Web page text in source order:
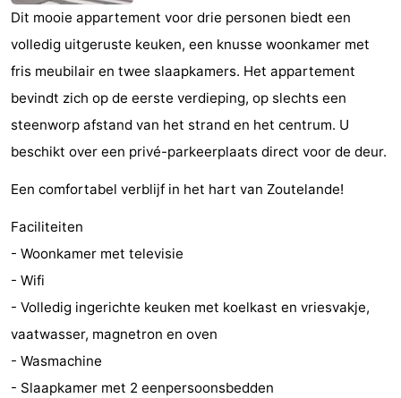
Monumenten
-
Kerken
-
Vuurtorens
-
Uitkijkpunten
Attracties
-
Speeltuinen
-
Binnenspeeltuinen
Bowlen
Wellness
centra
Dorpen
&
Natuur
Dit mooie appartement voor drie personen biedt een
volledig uitgeruste keuken, een knusse woonkamer met
fris meubilair en twee slaapkamers. Het appartement
bevindt zich op de eerste verdieping, op slechts een
steenworp afstand van het strand en het centrum. U
beschikt over een privé-parkeerplaats direct voor de deur.
Een comfortabel verblijf in het hart van Zoutelande!
Faciliteiten
- Woonkamer met televisie
- Wifi
- Volledig ingerichte keuken met koelkast en vriesvakje,
vaatwasser, magnetron en oven
- Wasmachine
- Slaapkamer met 2 eenpersoonsbedden